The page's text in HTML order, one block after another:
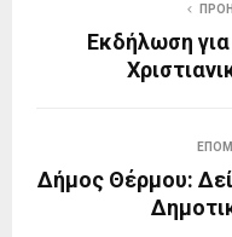
Εκδήλωση για
Δήμος Θέρμου: